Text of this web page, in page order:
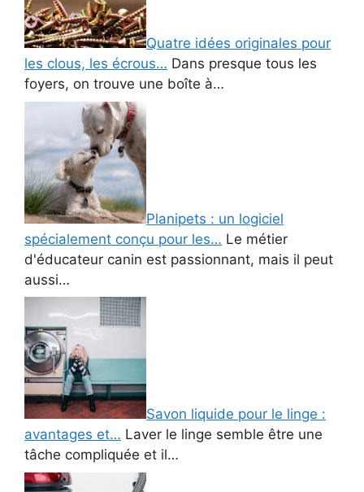
Quatre idées originales pour
les clous, les écrous… Dans presque tous les
foyers, on trouve une boîte à…
Planipets : un logiciel
spécialement conçu pour les… Le métier
d'éducateur canin est passionnant, mais il peut
aussi…
Savon liquide pour le linge :
avantages et… Laver le linge semble être une
tâche compliquée et il…